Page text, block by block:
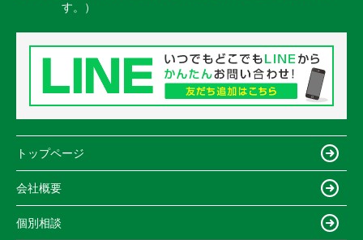
す。）
トップページ
会社概要
個別相談